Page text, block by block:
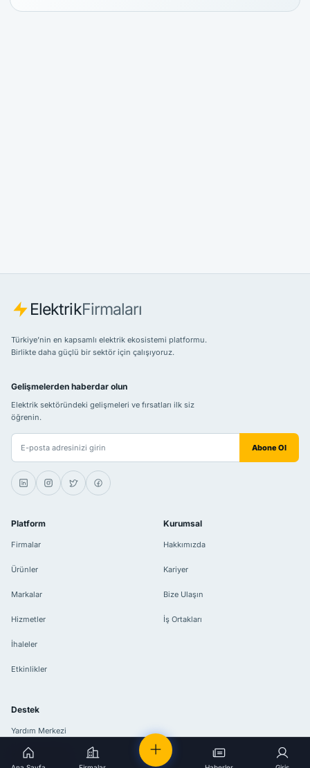
ElektrikFirmaları
Türkiye’nin en kapsamlı elektrik ekosistemi platformu.
Birlikte daha güçlü bir sektör için çalışıyoruz.
Gelişmelerden haberdar olun
Elektrik sektöründeki gelişmeleri ve fırsatları ilk siz
öğrenin.
E-posta adresiniz Abone Ol
Platform
Firmalar
Ürünler
Markalar
Hizmetler
İhaleler
Etkinlikler
Kurumsal
Hakkımızda
Kariyer
Bize Ulaşın
İş Ortakları
Destek
Yardım Merkezi
Kullanım Şartları